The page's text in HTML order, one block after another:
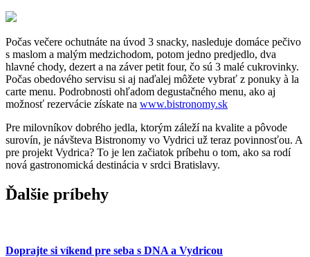
Počas večere ochutnáte na úvod 3 snacky, nasleduje domáce pečivo
s maslom a malým medzichodom, potom jedno predjedlo, dva
hlavné chody, dezert a na záver petit four, čo sú 3 malé cukrovinky.
Počas obedového servisu si aj naďalej môžete vybrať z ponuky à la
carte menu. Podrobnosti ohľadom degustačného menu, ako aj
možnosť rezervácie získate na www.bistronomy.sk
Pre milovníkov dobrého jedla, ktorým záleží na kvalite a pôvode
surovín, je návšteva Bistronomy vo Vydrici už teraz povinnosťou. A
pre projekt Vydrica? To je len začiatok príbehu o tom, ako sa rodí
nová gastronomická destinácia v srdci Bratislavy.
Ďalšie príbehy
Doprajte si víkend pre seba s DNA a Vydricou